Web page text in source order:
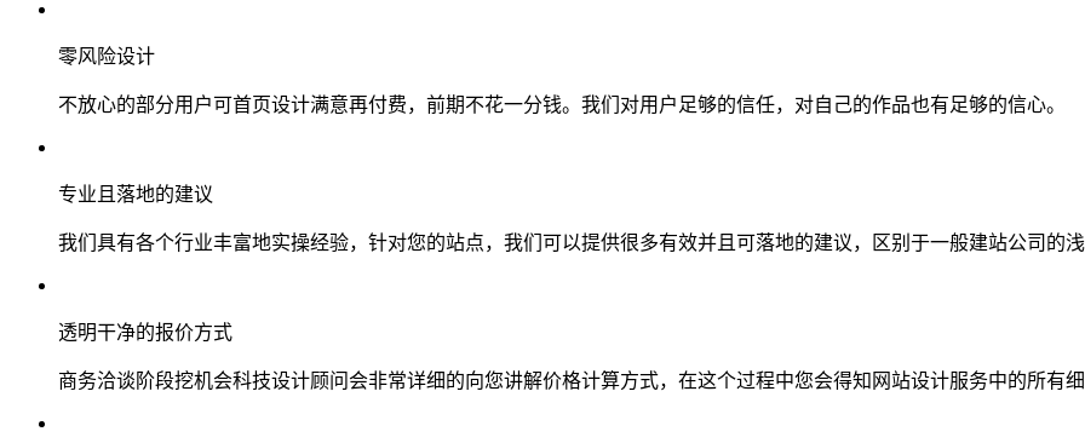
零风险设计
不放心的部分用户可首页设计满意再付费，前期不花一分钱。我们对用户足够的信任，对自己的作品也有足够的信心。
专业且落地的建议
我们具有各个行业丰富地实操经验，针对您的站点，我们可以提供很多有效并且可落地的建议，区别于一般建站公司的
透明干净的报价方式
商务洽谈阶段挖机会科技设计顾问会非常详细的向您讲解价格计算方式，在这个过程中您会得知网站设计服务中的所有